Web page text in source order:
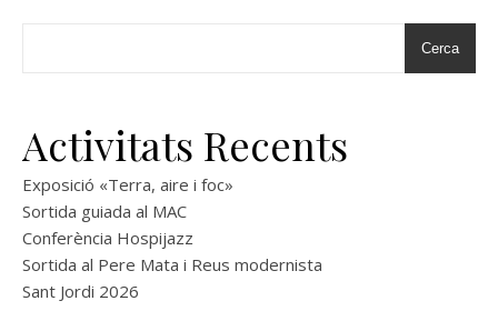
Cerca
Activitats Recents
Exposició «Terra, aire i foc»
Sortida guiada al MAC
Conferència Hospijazz
Sortida al Pere Mata i Reus modernista
Sant Jordi 2026